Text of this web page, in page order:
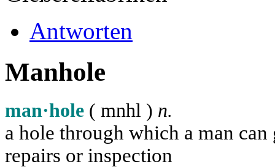
Antworten
Manhole
man·hole ( mnhl ) n.
a hole through which a man
repairs or inspection